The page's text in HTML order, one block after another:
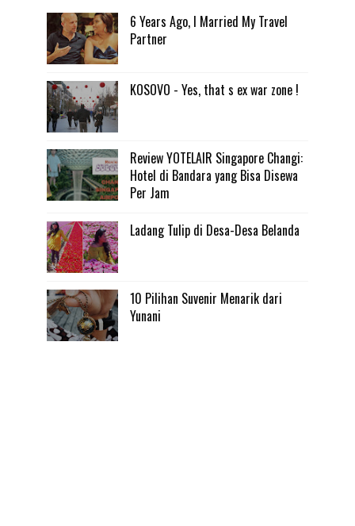
6 Years Ago, I Married My Travel
Partner
KOSOVO - Yes, that s ex war zone !
Review YOTELAIR Singapore Changi:
Hotel di Bandara yang Bisa Disewa
Per Jam
Ladang Tulip di Desa-Desa Belanda
10 Pilihan Suvenir Menarik dari
Yunani